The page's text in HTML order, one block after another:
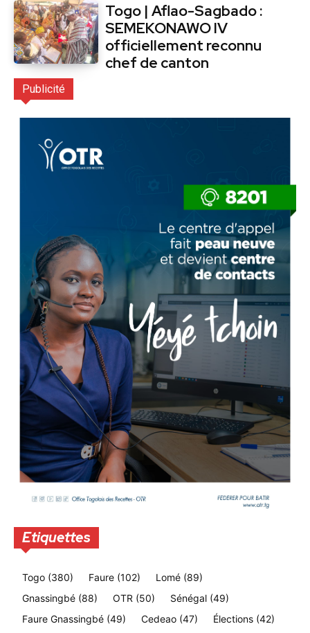
Togo | Aflao-Sagbado :
SEMEKONAWO IV
officiellement reconnu
chef de canton
Publicité
Etiquettes
Togo (380) Faure (102) Lomé (89)
Gnassingbé (88) OTR (50) Sénégal (49)
Faure Gnassingbé (49) Cedeao (47) Élections (42)